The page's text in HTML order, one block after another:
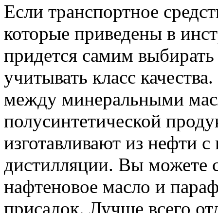
Если транспортное
которые приведены в
придется самим
учитывать класс
между минеральными
полусинтетической
изготавливают из нефти
дистилляции. Вы можете
нафтеновое масло и
присадок. Лучше всего